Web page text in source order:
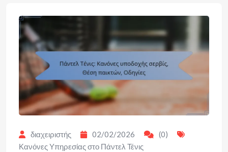
διαχειριστής 02/02/2026
(0)
Κανόνες Υπηρεσίας στο Πάντελ Τένις